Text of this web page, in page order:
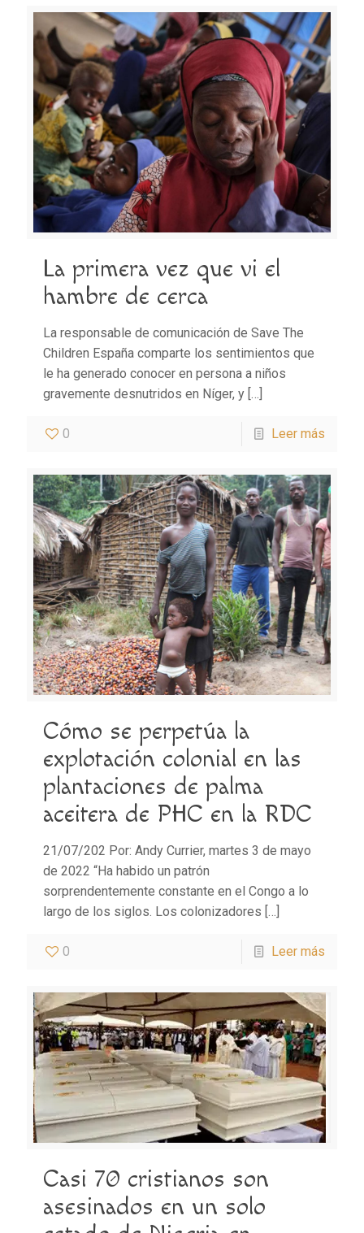
La primera vez que vi el
hambre de cerca
La responsable de comunicación de Save The
Children España comparte los sentimientos que
le ha generado conocer en persona a niños
gravemente desnutridos en Níger, y […]
0 Leer más
Cómo se perpetúa la
explotación colonial en las
plantaciones de palma
aceitera de PHC en la RDC
21/07/202 Por: Andy Currier, martes 3 de mayo
de 2022 “Ha habido un patrón
sorprendentemente constante en el Congo a lo
largo de los siglos. Los colonizadores […]
0 Leer más
Casi 70 cristianos son
asesinados en un solo